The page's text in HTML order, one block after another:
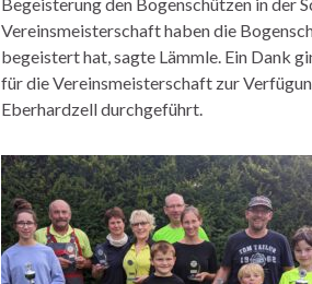
Vereinsmeisterschaft haben die
begeistert hat, sagte Lämmle. Ein Dank
für die Vereinsmeisterschaft zur
Eberhardzell durchgeführt.